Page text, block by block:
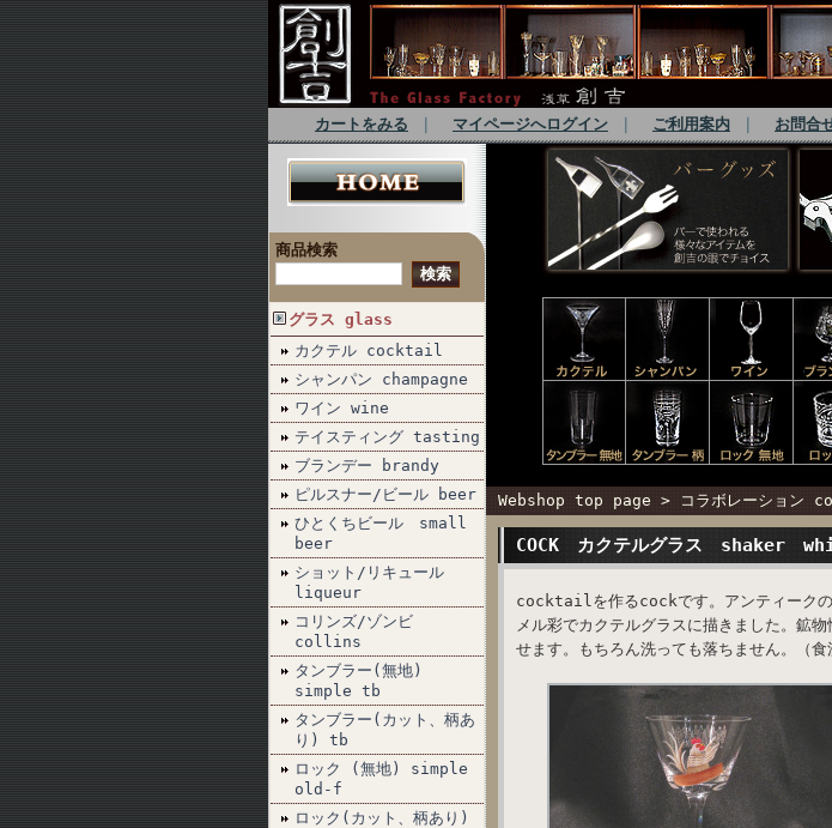
カートをみる マイページへログイン ご利用案内 お問合
商品検索
グラス glass
カクテル cocktail
シャンパン champagne
ワイン wine
テイスティング tasting
ブランデー brandy
ピルスナー/ビール beer
ひとくちビール small
beer
ショット/リキュール
liqueur
コリンズ/ゾンビ
collins
タンブラー(無地)
simple tb
タンブラー(カット、柄あ
り) tb
ロック (無地) simple
old-f
ロック(カット、柄あり)
Webshop top page > コラボレーショ
COCK カクテルグラス shaker
cocktailを作るcockです。アンティークの
メル彩でカクテルグラスに描きました。鉱
せます。もちろん洗っても落ちません。（